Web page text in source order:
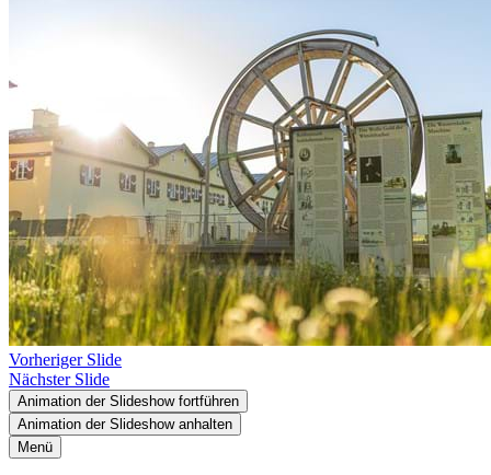
Vorheriger Slide
Nächster Slide
Animation der Slideshow fortführen
Animation der Slideshow anhalten
Menü